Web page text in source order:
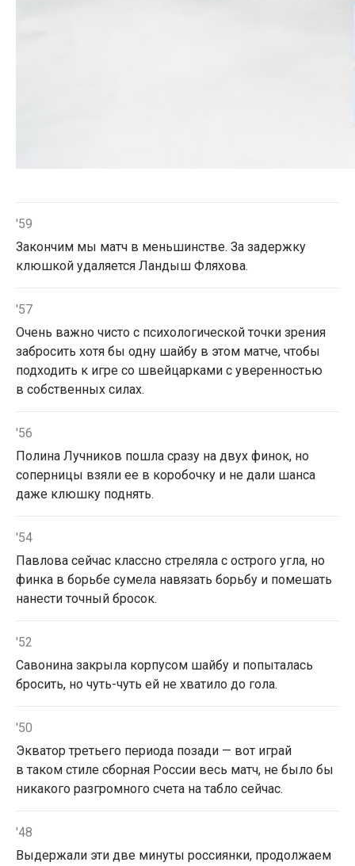
'59
Закончим мы матч в меньшинстве. За задержку
клюшкой удаляется Ландыш Фляхова.
'57
Очень важно чисто с психологической точки зрения
забросить хотя бы одну шайбу в этом матче, чтобы
подходить к игре со швейцарками с уверенностью
в собственных силах.
'56
Полина Лучников пошла сразу на двух финок, но
соперницы взяли ее в коробочку и не дали шанса
даже клюшку поднять.
'54
Павлова сейчас классно стреляла с острого угла, но
финка в борьбе сумела навязать борьбу и помешать
нанести точный бросок.
'52
Савонина закрыла корпусом шайбу и попыталась
бросить, но чуть-чуть ей не хватило до гола.
'50
Экватор третьего периода позади — вот играй
в таком стиле сборная России весь матч, не было бы
никакого разгромного счета на табло сейчас.
'48
Выдержали эти две минуты россиянки, продолжаем